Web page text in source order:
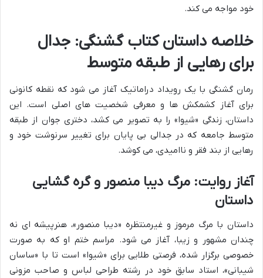
خود مواجه می کند.
خلاصه داستان کتاب گشنگی: جدال
برای رهایی از طبقه متوسط
رمان گشنگی با یک رویداد دراماتیک آغاز می شود که نقطه کانونی
برای آغاز کشمکش ها و معرفی شخصیت های اصلی است. این
داستان، زندگی «شیوا» را به تصویر می کشد، دختری جوان از طبقه
متوسط جامعه که در جدالی بی پایان برای تغییر سرنوشت خود و
رهایی از بند فقر و ناامیدی، می کوشد.
آغاز روایت: مرگ دیبا منصور و گره گشایی
داستان
داستان با مرگ مرموز و غیرمنتظره «دیبا منصور»، هنرپیشه ای نه
چندان مشهور و زیبا، آغاز می شود. مراسم ختم او که به صورت
خصوصی برگزار شده، فرصتی طلایی برای «شیوا» است تا با «ساسان
شیبانی»، استاد سابق خود در رشته طراحی لباس و صاحب مزونی